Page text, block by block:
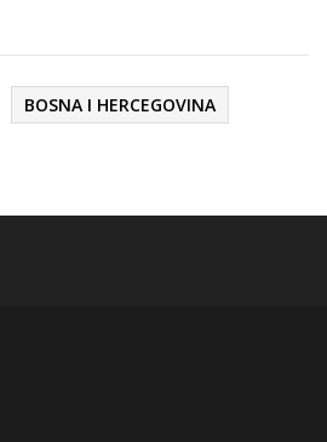
BOSNA I HERCEGOVINA